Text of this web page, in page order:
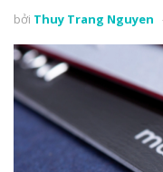
bởi Thuy Trang Nguyen